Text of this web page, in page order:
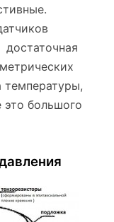
достаточная
температуры,
это большого